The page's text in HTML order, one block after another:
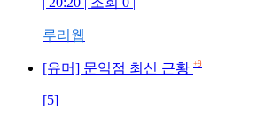
루리웹
[유머] 문익점 최신 근황 +9
[5]